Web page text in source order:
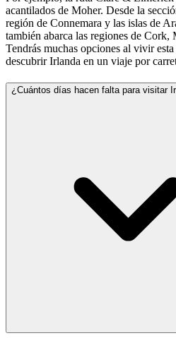
acantilados de Moher. Desde la
región de Connemara y las islas de
también abarca las regiones de
Tendrás muchas opciones al vivir
descubrir Irlanda en un viaje por
¿Cuántos días hacen falta para visitar